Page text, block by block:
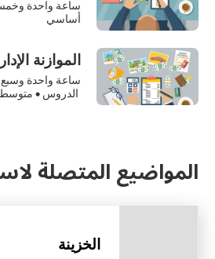
ساعة واحدة
أساسي
الموازنة
ساعة واحدة وسبع
الدروس • متوسط
المواضيع المتصلة
الخزينة